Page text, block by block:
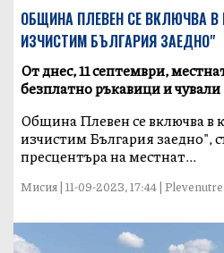
ОБЩИНА ПЛЕВЕН СЕ ВКЛЮЧВА
ИЗЧИСТИМ БЪЛГАРИЯ ЗАЕДНО"
От днес, 11 септември,
безплатно ръкавици и
Община Плевен се включва в
изчистим България заедно",
пресцентъра на местнат...
Мисия | 11-09-2023, 17:44 |